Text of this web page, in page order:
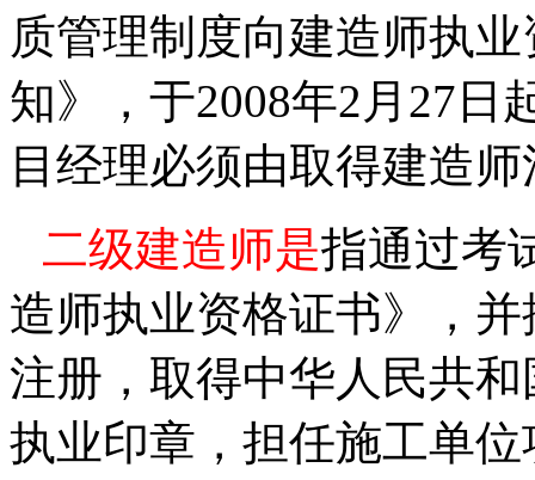
质管理制度向建造师执
知》，于2008年2 月 27 日
目经理必须由取得建造
二级建造师是指通过考
造师执业资格证书》，
注册，取得中华人民共
执业印章，担任施工单